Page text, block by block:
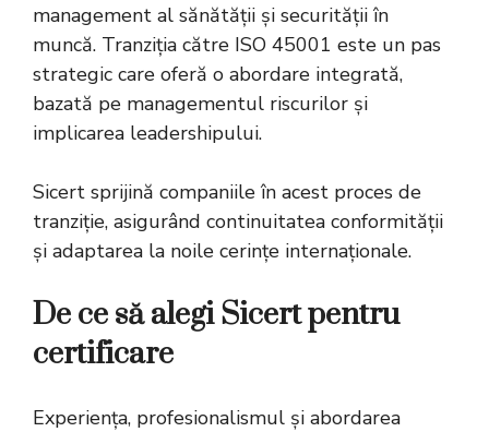
management al sănătății și securității în
muncă. Tranziția către ISO 45001 este un pas
strategic care oferă o abordare integrată,
bazată pe managementul riscurilor și
implicarea leadershipului.
Sicert sprijină companiile în acest proces de
tranziție, asigurând continuitatea conformității
și adaptarea la noile cerințe internaționale.
De ce să alegi Sicert pentru
certificare
Experiența, profesionalismul și abordarea